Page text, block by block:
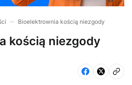
Bioelektrownia kością niezgody
kością niezgody